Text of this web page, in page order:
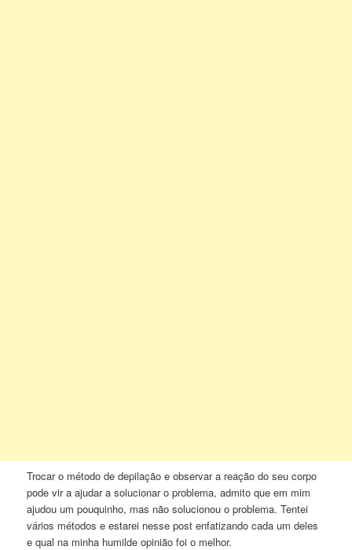
Trocar o método de depilação e observar a reação do seu corpo
pode vir a ajudar a solucionar o problema, admito que em mim
ajudou um pouquinho, mas não solucionou o problema. Tentei
vários métodos e estarei nesse post enfatizando cada um deles
e qual na minha humilde opinião foi o melhor.